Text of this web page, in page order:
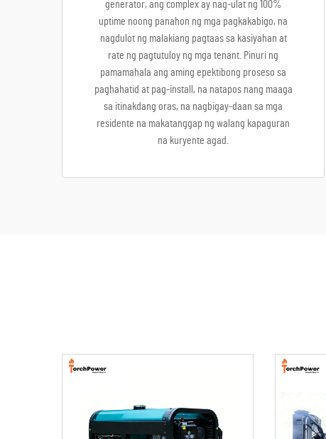
generator, ang complex ay nag-ulat ng 100%
uptime noong panahon ng mga pagkakabigo, na
nagdulot ng malakiang pagtaas sa kasiyahan at
rate ng pagtutuloy ng mga tenant. Pinuri ng
pamamahala ang aming epektibong proseso sa
paghahatid at pag-install, na natapos nang maaga
sa itinakdang oras, na nagbigay-daan sa mga
residente na makatanggap ng walang kapaguran
na kuryente agad.